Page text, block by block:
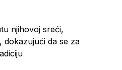
njihovoj sreći,
dokazujući da se za